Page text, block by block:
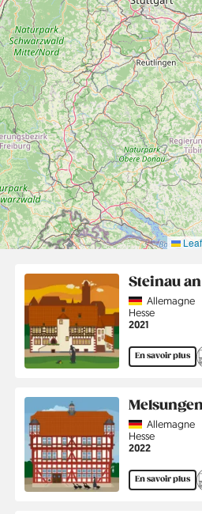
Steinau
CountryAllemagne
Région
Hesse
Année
2021
En savoir plus
CountryAllemagne
Région
Hesse
Année
2022
En savoir plus